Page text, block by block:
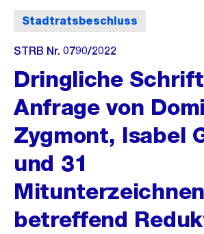
Stadtratsbeschluss
STRB Nr. 0790/2022
Dringliche
Anfrage von
Zygmont, Isabel
und 31
betreffend